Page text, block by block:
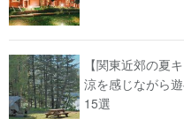
【関東近郊の夏
涼を感じながら
15選